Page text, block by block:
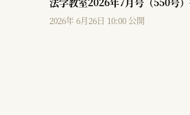
2026年 6月26日 10:00 公開